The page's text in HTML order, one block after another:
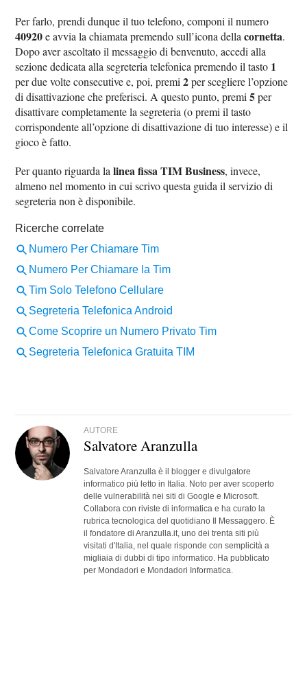
Per farlo, prendi dunque il tuo telefono, componi il numero
40920e avvia la chiamata premendo sull’icona dellacornetta.
Dopo aver ascoltato il messaggio di benvenuto, accedi alla
sezione dedicata alla segreteria telefonica premendo il tasto 1
per due volte consecutive e, poi, premi2per scegliere l’opzione
di disattivazione che preferisci. A questo punto, premi5per
disattivare completamente la segreteria (o premi il tasto
corrispondente all’opzione di disattivazione di tuo interesse) e il
gioco è fatto.
Per quanto riguarda lalinea fissa TIM Business, invece,
almeno nel momento in cui scrivo questa guida il servizio di
segreteria non è disponibile.
AUTORE
Salvatore Aranzulla
Salvatore Aranzulla è il blogger e divulgatore
informatico più letto in Italia. Noto per aver scoperto
delle vulnerabilità nei siti di Google e Microsoft.
Collabora con riviste di informatica e ha curato la
rubrica tecnologica del quotidiano Il Messaggero. È
il fondatore di Aranzulla.it, uno dei trenta siti più
visitati d'Italia, nel quale risponde con semplicità a
migliaia di dubbi di tipo informatico. Ha pubblicato
per Mondadori e Mondadori Informatica.